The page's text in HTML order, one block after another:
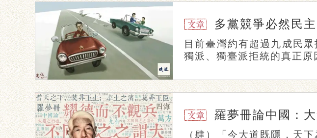
目前臺灣約有超過九成民
獨派、獨臺派拒統的真正
（肆）「今大道既隱，天